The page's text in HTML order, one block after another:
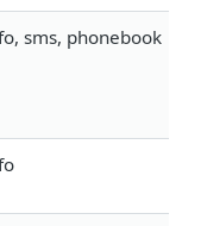
sms, phonebook